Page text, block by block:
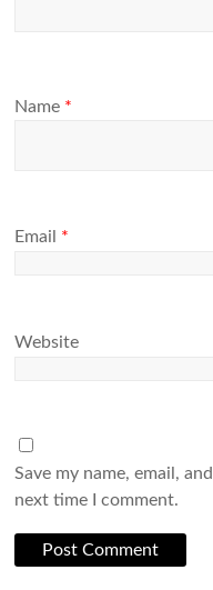
Name *
Email *
Website
Save my name, email,
next time I comment.